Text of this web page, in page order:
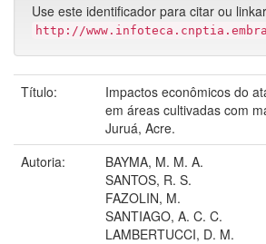
Use este identificador para citar ou
http://
Título:
Impactos econômicos do
em áreas cultivadas com
Juruá, Acre.
Autoria:
BAYMA, M. M. A.
SANTOS, R. S.
FAZOLIN, M.
SANTIAGO, A. C. C.
LAMBERTUCCI, D. M.